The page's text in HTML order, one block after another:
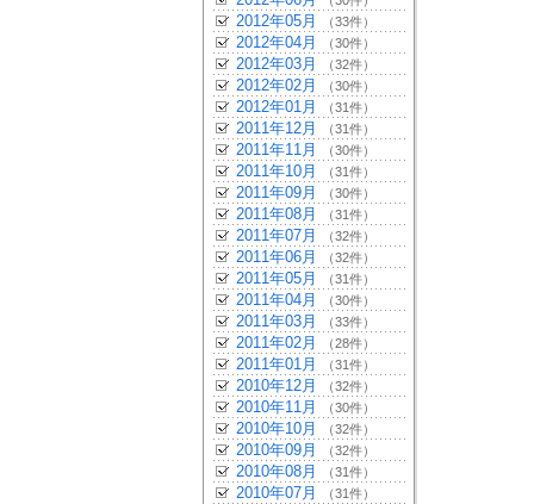
2012年05月 （33件）
2012年04月 （30件）
2012年03月 （32件）
2012年02月 （30件）
2012年01月 （31件）
2011年12月 （31件）
2011年11月 （30件）
2011年10月 （31件）
2011年09月 （30件）
2011年08月 （31件）
2011年07月 （32件）
2011年06月 （32件）
2011年05月 （31件）
2011年04月 （30件）
2011年03月 （33件）
2011年02月 （28件）
2011年01月 （31件）
2010年12月 （32件）
2010年11月 （30件）
2010年10月 （32件）
2010年09月 （32件）
2010年08月 （31件）
2010年07月 （31件）